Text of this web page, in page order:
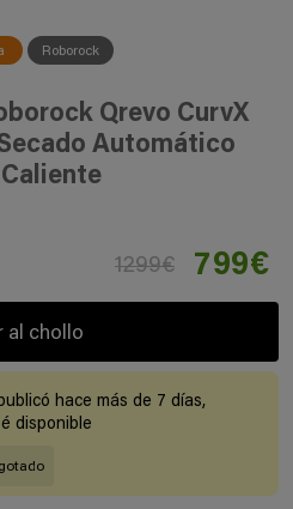
Roborock
Qrevo CurvX
Automático
1299€ 799€
al chollo
hace más de 7 días,
disponible